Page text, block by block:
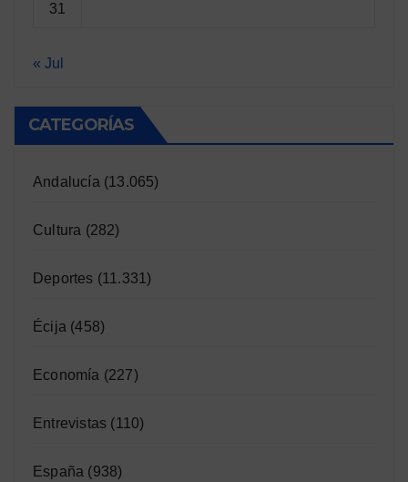
31
« Jul
CATEGORÍAS
Andalucía (13.065)
Cultura (282)
Deportes (11.331)
Écija (458)
Economía (227)
Entrevistas (110)
España (938)